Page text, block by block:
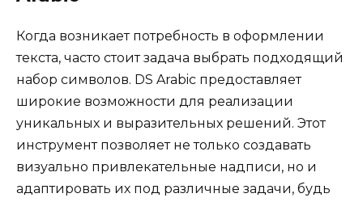
Когда возникает потребность в оформлении
текста, часто стоит задача выбрать подходящий
набор символов. DS Arabic предоставляет
широкие возможности для реализации
уникальных и выразительных решений. Этот
инструмент позволяет не только создавать
визуально привлекательные надписи, но и
адаптировать их под различные задачи, будь